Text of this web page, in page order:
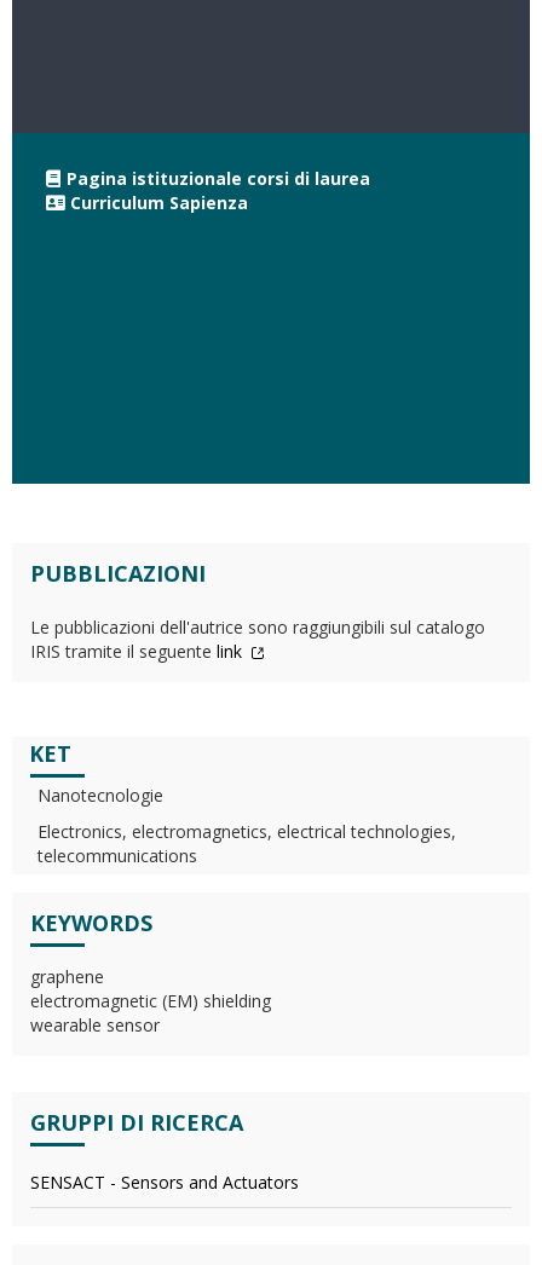
Pagina istituzionale corsi di laurea
Curriculum Sapienza
PUBBLICAZIONI
Le pubblicazioni dell'autrice sono raggiungibili sul catalogo
IRIS tramite il seguente link
KET
Nanotecnologie
Electronics, electromagnetics, electrical technologies,
telecommunications
KEYWORDS
graphene
electromagnetic (EM) shielding
wearable sensor
GRUPPI DI RICERCA
SENSACT - Sensors and Actuators